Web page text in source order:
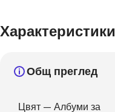
Характеристики
Общ преглед
Цвят — Албуми за